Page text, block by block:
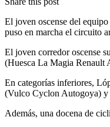
El joven oscense del
puso en marcha el circuito
El joven corredor oscense
(Huesca La Magia Renault
En categorías inferiores,
(Vulco Cyclon Autogoya) y
Además, una docena de